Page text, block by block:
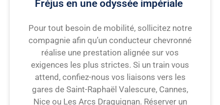
Fréjus en une odyssée impériale
Pour tout besoin de mobilité, sollicitez notre
compagnie afin qu’un conducteur chevronné
réalise une prestation alignée sur vos
exigences les plus strictes. Si un train vous
attend, confiez-nous vos liaisons vers les
gares de Saint-Raphaël Valescure, Cannes,
Nice ou Les Arcs Draguignan. Réserver un